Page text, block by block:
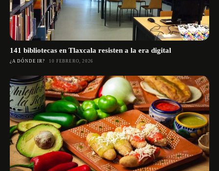
141 bibliotecas en Tlaxcala resisten a la era digital
¿A DÓNDE IR? 10 FEBRERO, 2026